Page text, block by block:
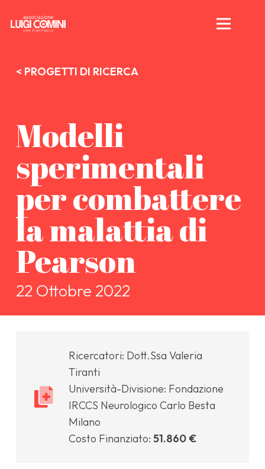
< PROGETTI DI RICERCA
Modelli
sperimentali
per combattere
la malattia di
Pearson
22 Ottobre 2022
Ricercatori: Dott.Ssa Valeria
Tiranti
Università-Divisione: Fondazione
IRCCS Neurologico Carlo Besta
Milano
Costo Finanziato: 51.860 €